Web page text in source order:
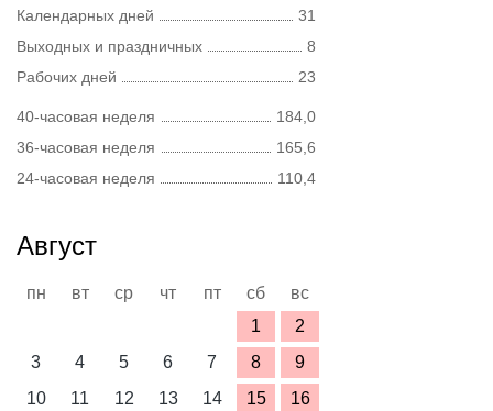
Календарных дней
31
Выходных и праздничных
8
Рабочих дней
23
40-часовая неделя
184,0
36-часовая неделя
165,6
24-часовая неделя
110,4
Август
пн вт ср чт пт сб
вс
1
2
3
4 5 6 7 8
9
10
11 12 13 14 15
16